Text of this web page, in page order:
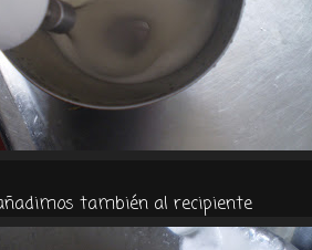
también al recipiente